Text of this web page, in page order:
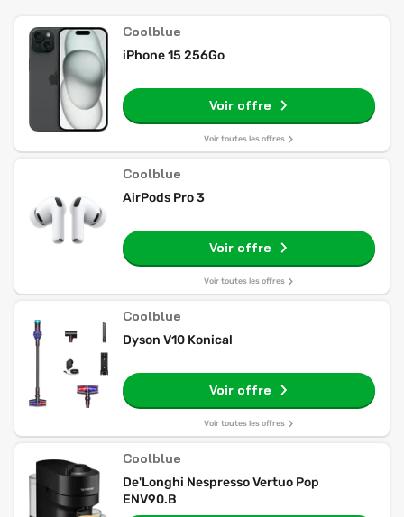
Coolblue
iPhone 15 256Go
Voir offre
Voir toutes les offres
Coolblue
AirPods Pro 3
Voir offre
Voir toutes les offres
Coolblue
Dyson V10 Konical
Voir offre
Voir toutes les offres
Coolblue
De'Longhi Nespresso Vertuo Pop
ENV90.B